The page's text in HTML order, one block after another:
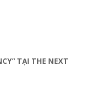
TẠI THE NEXT